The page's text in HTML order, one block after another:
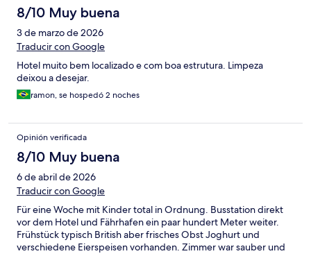
8/10 Muy buena
3 de marzo de 2026
Traducir con Google
Hotel muito bem localizado e com boa estrutura. Limpeza
deixou a desejar.
ramon, se hospedó 2 noches
Opinión verificada
8/10 Muy buena
6 de abril de 2026
Traducir con Google
Für eine Woche mit Kinder total in Ordnung. Busstation direkt
vor dem Hotel und Fährhafen ein paar hundert Meter weiter.
Frühstück typisch British aber frisches Obst Joghurt und
verschiedene Eierspeisen vorhanden. Zimmer war sauber und